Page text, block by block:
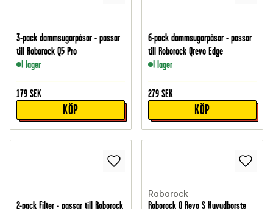
3-pack dammsugarpåsar - passar
till Roborock Q5 Pro
I lager
179 SEK
KÖP
6-pack dammsugarpåsar - passar
till Roborock Qrevo Edge
I lager
279 SEK
KÖP
2-pack Filter - passar till Roborock
Roborock
Roborock Q Revo S Huvudborste